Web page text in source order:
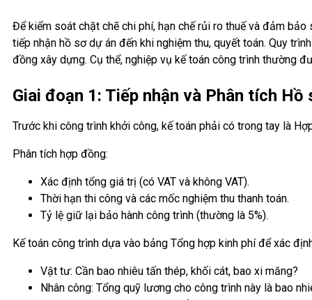
Để kiểm soát chặt chẽ chi phí, hạn chế rủi ro thuế và đảm
tiếp nhận hồ sơ dự án đến khi nghiệm thu, quyết toán. Quy
đồng xây dựng. Cụ thể, nghiệp vụ kế toán công trình thường
Giai đoạn 1: Tiếp nhận và Phân tích Hồ
Trước khi công trình khởi công, kế toán phải có trong tay là
Phân tích hợp đồng:
Xác định tổng giá trị (có VAT và không VAT).
Thời hạn thi công và các mốc nghiệm thu thanh toán.
Tỷ lệ giữ lại bảo hành công trình (thường là 5%).
Kế toán công trình dựa vào bảng Tổng hợp kinh phí để xác
Vật tư: Cần bao nhiêu tấn thép, khối cát, bao xi măng?
Nhân công: Tổng quỹ lương cho công trình này là bao